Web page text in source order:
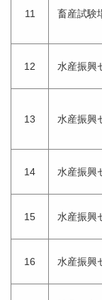
11 畜産試験
12 水産振興
13 水産振興
14 水産振興
15 水産振興
16 水産振興